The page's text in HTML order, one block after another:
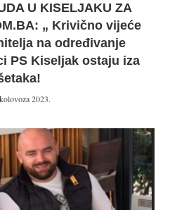
U KISELJAKU ZA
„ Krivično vijeće
na određivanje
PS Kiseljak ostaju iza
2023.